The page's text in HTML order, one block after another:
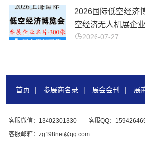
2026国际低空经济
空经济无人机展企
2026-07-27
首页 | 参展商名录 | 展会会刊 | 展
客服微信：13402301330
客服QQ：
客服邮箱：zg198net@qq.com